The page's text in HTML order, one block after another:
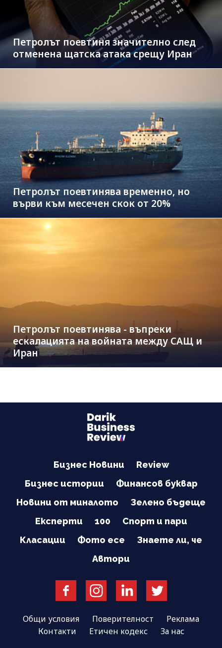
Петролът поевтиня значително след
отменена щатска атака срещу Иран
Петролът поевтинява временно, но
върви към месечен скок от 20%
Петролът поевтинява - въпреки
ескалацията на войната между САЩ и
Иран
Бизнес Новини
Review
Бизнес истории
Финансов буквар
Новини от миналото
Зелено бъдеще
Експерти
100
Спорт и пари
Класации
Фото есе
Знаете ли, че
Автори
Общи условия Поверителност
Реклама
Контакти
Етичен кодекс За нас